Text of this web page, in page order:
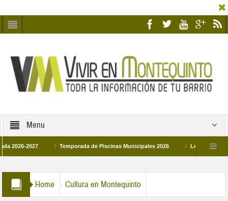
Menu
2027 Temporada de Piscinas Municipales 2026 Los Campus de
Home Cultura en Montequinto